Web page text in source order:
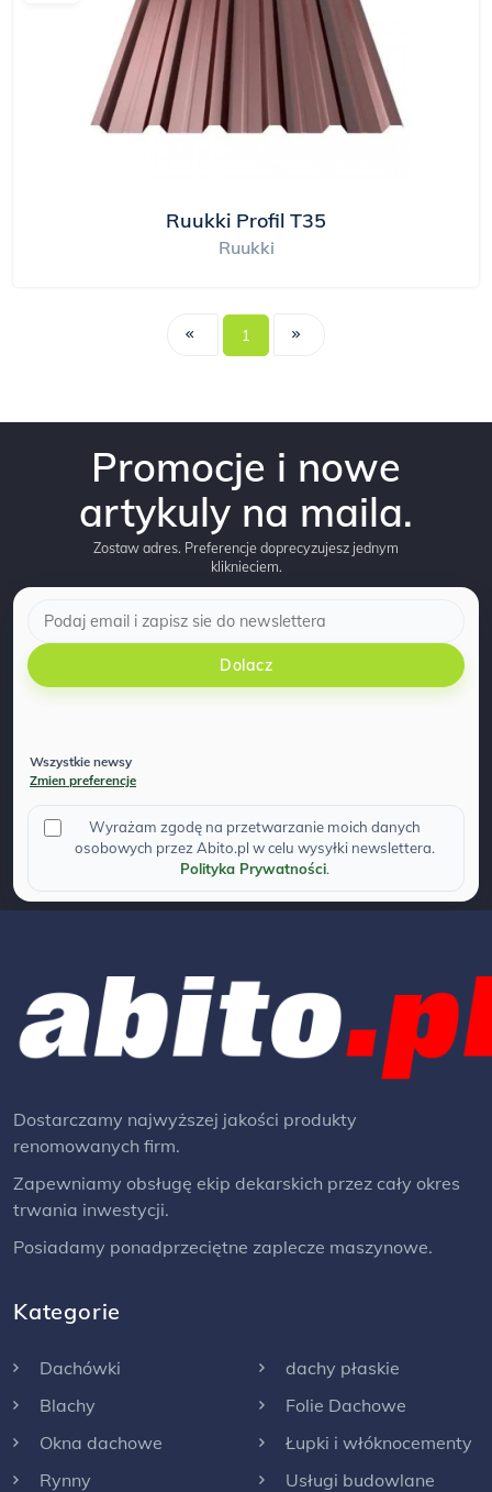
Ruukki Profil T35
Ruukki
1
Promocje i nowe
artykuly na maila.
Zostaw adres. Preferencje doprecyzujesz jednym
kliknieciem.
Dolacz
Wszystkie newsy
Zmien preferencje
Wyrażam zgodę na przetwarzanie moich danych
osobowych przez Abito.pl w celu wysyłki newslettera.
Polityka Prywatności.
Dostarczamy najwyższej jakości produkty
renomowanych firm.
Zapewniamy obsługę ekip dekarskich przez cały okres
trwania inwestycji.
Posiadamy ponadprzeciętne zaplecze maszynowe.
Kategorie
Dachówki
Blachy
Okna dachowe
Rynny
dachy płaskie
Folie Dachowe
Łupki i włóknocementy
Usługi budowlane